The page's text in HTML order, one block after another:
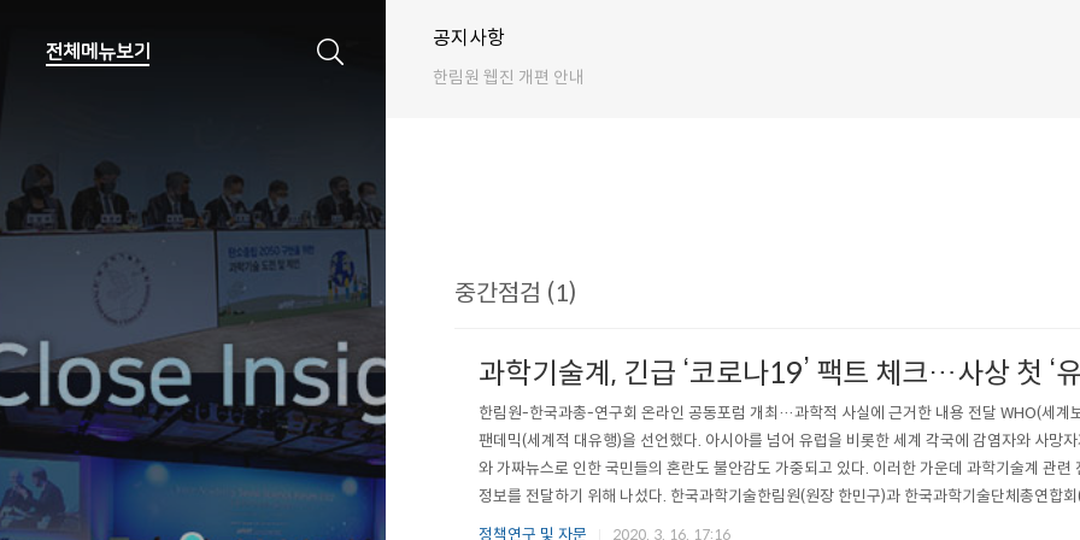
공지사항
한림원 웹진 개편 안내
중간점검 (1)
과학기술계, 긴급 ‘코로나19’ 팩트 체크…사상 첫 ‘
한림원-한국과총-연구회 온라인 공동포럼 개최…과학적 사실에 근거한 내용 전달 WHO(세계
팬데믹(세계적 대유행)을 선언했다. 아시아를 넘어 유럽을 비롯한 세계 각국에 감염자와 사망
와 가짜뉴스로 인한 국민들의 혼란도 불안감도 가중되고 있다. 이러한 가운데 과학기술계 관련
정보를 전달하기 위해 나섰다. 한국과학기술한림원(원장 한민구)과 한국과학기술단체총연합
원(원장 임태환), 국가과학기술연구회(이사장 원광연)는 12일 오후 2시 ‘코로나 바이러스 감
정책연구 및 자문 2020. 3. 16. 17:16